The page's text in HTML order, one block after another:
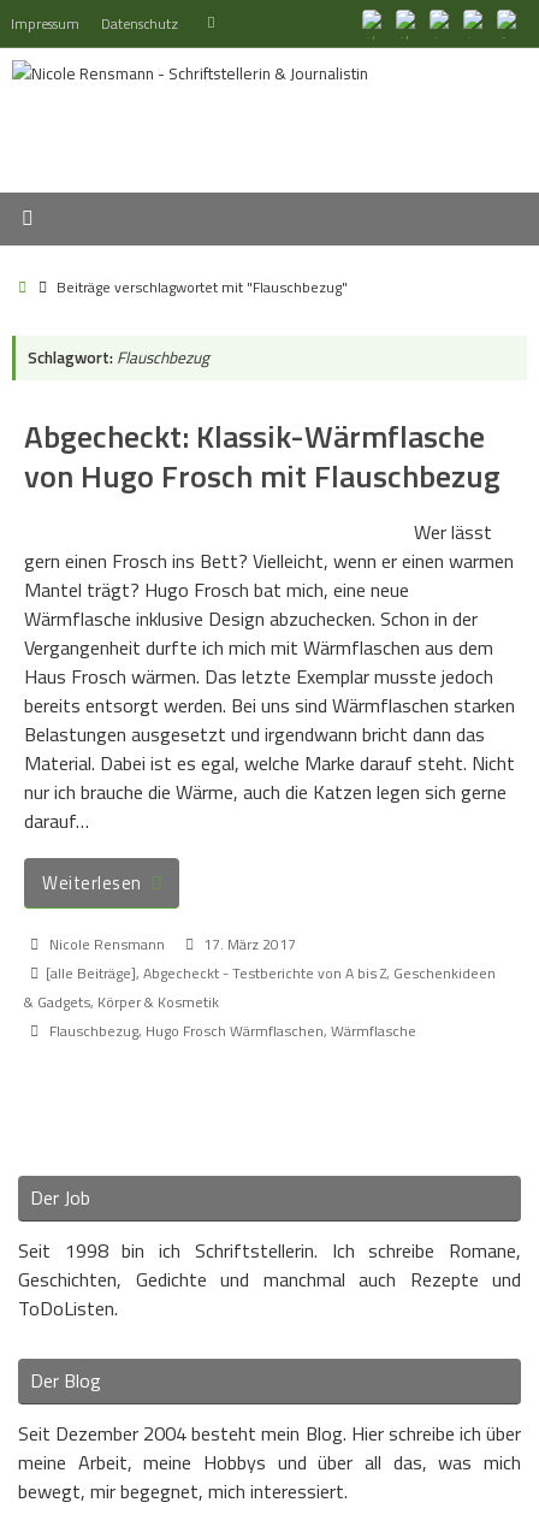
Inhalt
springen
Impressum Datenschutz Suchen
StartBeiträge verschlagwortet mit "Flauschbezug"
Schlagwort: Flauschbezug
Abgecheckt: Klassik-Wärmflasche
von Hugo Frosch mit Flauschbezug
Wer lässt
gern einen Frosch ins Bett? Vielleicht, wenn er einen warmen
Mantel trägt? Hugo Frosch bat mich, eine neue
Wärmflasche inklusive Design abzuchecken. Schon in der
Vergangenheit durfte ich mich mit Wärmflaschen aus dem
Haus Frosch wärmen. Das letzte Exemplar musste jedoch
bereits entsorgt werden. Bei uns sind Wärmflaschen starken
Belastungen ausgesetzt und irgendwann bricht dann das
Material. Dabei ist es egal, welche Marke darauf steht. Nicht
nur ich brauche die Wärme, auch die Katzen legen sich gerne
darauf…
Weiterlesen
Nicole Rensmann
17. März 2017
[alle Beiträge], Abgecheckt - Testberichte von A bis Z, Geschenkideen
& Gadgets, Körper & Kosmetik
Flauschbezug, Hugo Frosch Wärmflaschen, Wärmflasche
Der Job
Seit 1998 bin ich Schriftstellerin. Ich schreibe Romane,
Geschichten, Gedichte und manchmal auch Rezepte und
ToDoListen.
Der Blog
Seit Dezember 2004 besteht mein Blog. Hier schreibe ich über
meine Arbeit, meine Hobbys und über all das, was mich
bewegt, mir begegnet, mich interessiert.